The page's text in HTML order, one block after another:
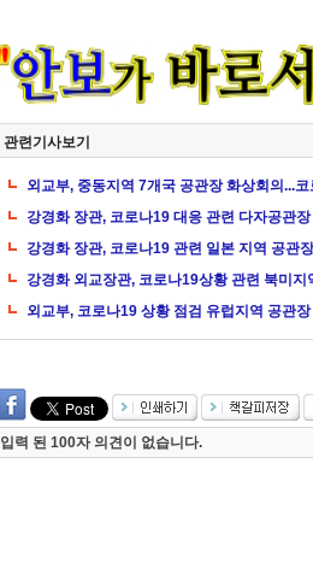
관련기사보기
외교부, 중동지역 7개국 공관장 화상회의...
강경화 장관, 코로나19 대응 관련 다자공관장
강경화 장관, 코로나19 관련 일본 지역 공관
강경화 외교장관, 코로나19상황 관련 북미지
외교부, 코로나19 상황 점검 유럽지역 공관장
입력 된 100자 의견이 없습니다.